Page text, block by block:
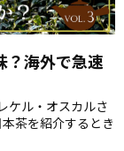
海外で急速
ケル・オスカルさ
茶を紹介するとき